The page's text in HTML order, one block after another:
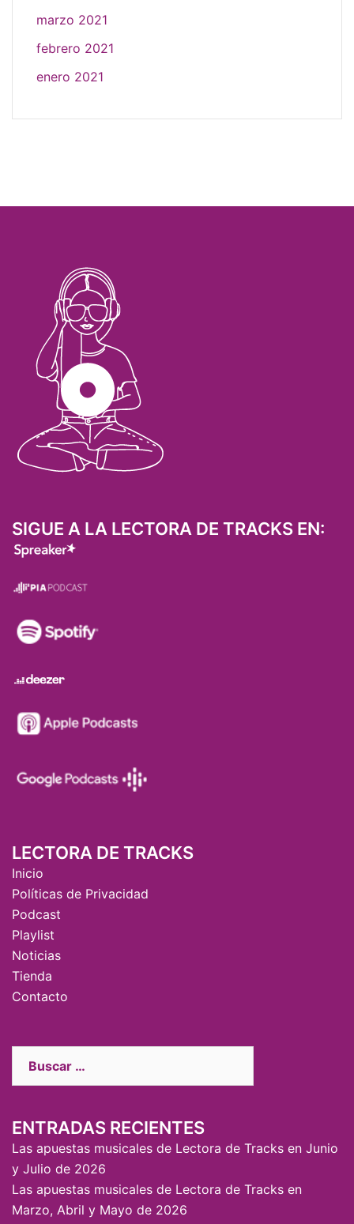
marzo 2021
febrero 2021
enero 2021
SIGUE A LA LECTORA DE TRACKS EN:
LECTORA DE TRACKS
Inicio
Políticas de Privacidad
Podcast
Playlist
Noticias
Tienda
Contacto
ENTRADAS RECIENTES
Las apuestas musicales de Lectora de Tracks en Junio
y Julio de 2026
Las apuestas musicales de Lectora de Tracks en
Marzo, Abril y Mayo de 2026